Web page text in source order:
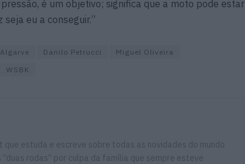
é um objetivo; significa que a moto pode estar
eu a conseguir.”
Danilo Petrucci
Miguel Oliveira
WSBK
estuda e escreve sobre todas as novidades do mundo
rodas” por culpa da família que sempre esteve